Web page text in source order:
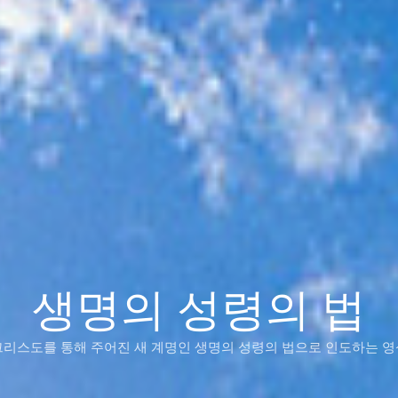
생명의 성령의 법
스도를 통해 주어진 새 계명인 생명의 성령의 법으로 인도하는